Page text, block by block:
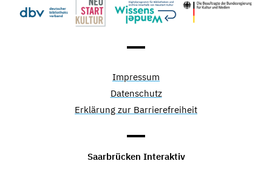
Impressum
Datenschutz
Erklärung zur Barrierefreiheit
Saarbrücken Interaktiv